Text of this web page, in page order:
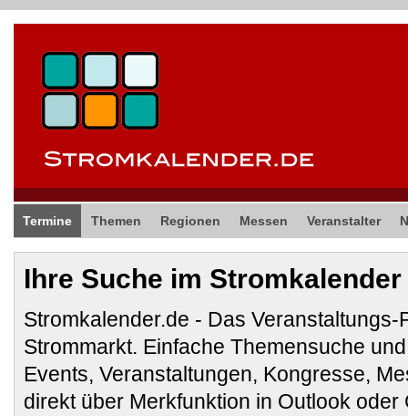
Termine Themen Regionen Messen Veranstalter
Ihre Suche im Stromkalender
Stromkalender.de - Das Veranstaltungs-
Strommarkt. Einfache Themensuche
Events, Veranstaltungen, Kongresse,
direkt über Merkfunktion in Outlook oder